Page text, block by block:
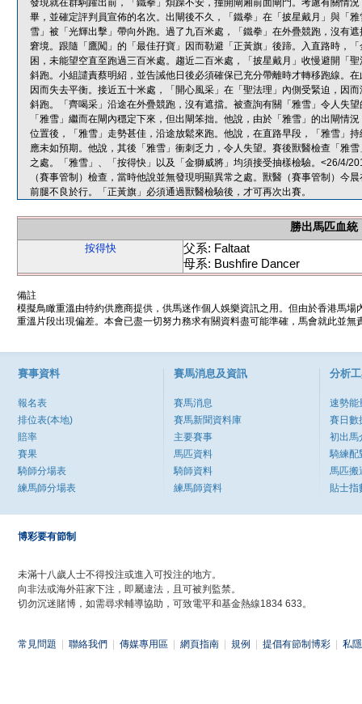
發現就在群駒躍出前，「鐵拳」煩躁不安，撞開閘廂前面閘門。考慮有關情
畢，並確定評判員宣佈的名次。出閘後不久，「鐵拳」在「披星戴月」與「
雪」被「光輝出擊」帶向外跑。過了九百米處，「鐵拳」在外疊競跑，沒有
窘境。跟隨「鷹闖」的「最佳孖寶」因而勒避「正黃旗」後蹄。入直路時，
困，未能望空直至跑過三百米處。趨近二百米處，「披星戴月」收慢避開「
斜跑。小組譴責蔡明紹，並告誡他日後必須確保已充分帶離時才轉移跑線。
因而失去平衡。接近五十米處，「開心風采」在「聖法理」內側受緊迫，因
斜跑。「齊喝采」沿途在外疊競跑，沒有遮擋。被查詢有關「雅雪」令人失
「雅雪」繼而在閘內穩定下來，但出閘笨拙。他說，由於「雅雪」的出閘情
位置後，「雅雪」走勢甚佳，沿途放鬆來跑。他說，在直路早段，「雅雪」
應未如預期。他說，其後「雅雪」衝刺乏力，令人失望。賽後獸醫檢查「雅
之處。「雅雪」、「按得快」以及「金獅威將」均須接受抽樣檢驗。<26/4/
（賽事管制）檢查，當時他說並無發現明顯異常之處。獸醫（賽事管制）今
前腿不良於行。「正黃旗」必須通過獸醫檢驗後，才可再次出賽。
勝出馬匹血統
按得快
父系: Faltaat
母系: Bushfire Dancer
備註
模擬鳥瞰重溫由特約供應商提供，供馬迷作個人娛樂資訊之用。但由於香港馬
重溫片段出現偏差。本會已盡一切努力務求有關資料盡可能準確，馬會就此並
賽事資料
報名表
排位表(本地)
賠率
賽果
騎師分場表
練馬師分場表
賽馬消息及資訊
賽馬消息
賽馬新聞資料庫
主要賽事
馬匹資料
騎師資料
練馬師資料
分析
速勢能
賽日數
初出馬
騎練配
馬匹搬
貼士指
博彩要有節制
未滿十八歲人士不得投注或進入可投注的地方。
向非法或海外莊家下注，即屬違法，且可被判監禁。
切勿沉迷賭博，如需尋求輔導協助，可致電平和基金熱線1834 633。
常見問題 聯絡我們 傳媒專用區 網頁指南 規例 提倡有節制博彩 私